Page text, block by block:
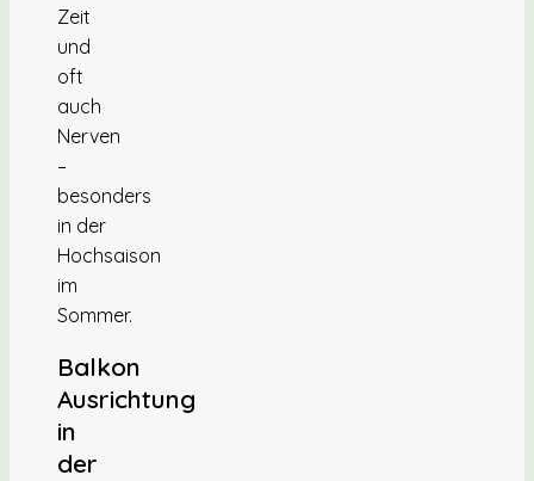
Zeit
und
oft
auch
Nerven
–
besonders
in der
Hochsaison
im
Sommer.
Balkon
Ausrichtung
in
der